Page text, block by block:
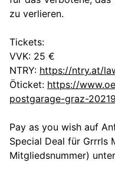
zu verlieren.
Tickets:
VVK: 25 €
NTRY: https://ntry.at/
Öticket: https://
postgarage-graz-
Pay as you wish auf
Special Deal für Grrrls
Mitgliedsnummer)